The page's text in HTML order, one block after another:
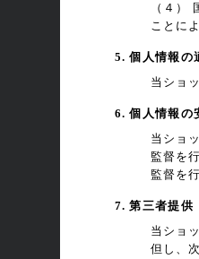
（４）
ことに
5. 個人情報の
当ショ
6. 個人情報の
当ショ
監督を
監督を
7. 第三者提供
当ショ
但し、